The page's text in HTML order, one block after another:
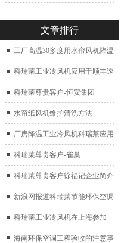
文章排行
工厂高温30多度用水帘风机降温
科瑞莱工业冷风机应用于顺丰速
运仓库通风降温
科瑞莱尊贵客户-恒安集团
水帘纸风机维护清洗方法
厂房降温工业冷风机科瑞莱应用
于广州制鞋厂
科瑞莱尊贵客户-雀巢
科瑞莱尊贵客户徐福记企业简介
新浪网报道科瑞莱节能环保空调
扇
科瑞莱工业冷风机在上海参加
2017中国制冷展
海南环保空调工程验收的注意事